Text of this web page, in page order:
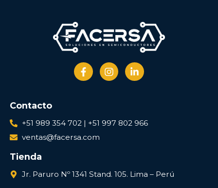
Contacto
+51 989 354 702 | +51 997 802 966
ventas@facersa.com
Tienda
Jr. Paruro Nº 1341 Stand. 105. Lima – Perú